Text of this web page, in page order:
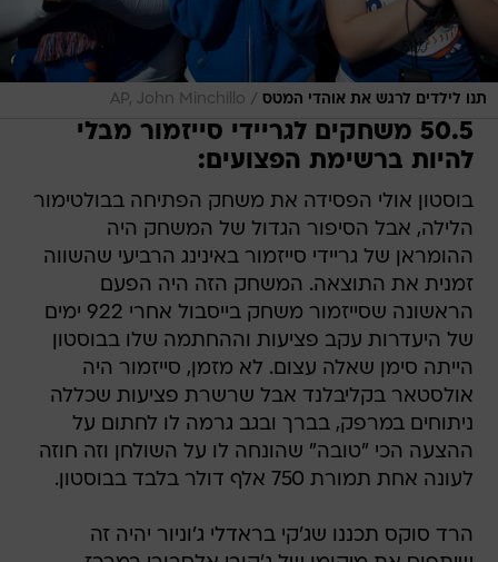
תנו לילדים לרגש את אוהדי המטס /
AP, John Minchillo
50.5 משחקים לגריידי סייזמור מבלי
להיות ברשימת הפצועים:
בוסטון אולי הפסידה את משחק הפתיחה בבולטימור
הלילה, אבל הסיפור הגדול של המשחק היה
ההומראן של גריידי סייזמור באינינג הרביעי שהשווה
זמנית את התוצאה. המשחק הזה היה הפעם
הראשונה שסייזמור משחק בייסבול אחרי 922 ימים
של היעדרות עקב פציעות וההחתמה שלו בבוסטון
הייתה סימן שאלה עצום. לא מזמן, סייזמור היה
אולסטאר בקליבלנד אבל שרשרת פציעות שכללה
ניתוחים במרפק, בברך ובגב גרמה לו לחתום על
ההצעה הכי "טובה" שהונחה לו על השולחן וזה חוזה
לעונה אחת תמורת 750 אלף דולר בלבד בבוסטון.
הרד סוקס תכננו שג'קי בראדלי ג'וניור יהיה זה